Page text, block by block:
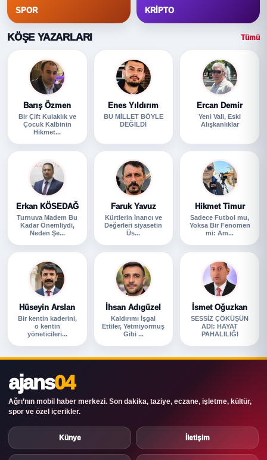
SPOR KRIPTO
KÖŞE YAZARLARI Tümü
Barış Özmen
Bir Çift Kulaklık ve
Çocuk Kalbinin
Hikmet...
Enes Yıldırım
BU MİLLET BÖYLE
DEĞİLDİ
Ercan Demir
Yeni Vali, Eski
Alışkanlıklar
Erkan KÖSEDAĞ
Turnuva Madem Bu
Kadar Önemliydi,
Neden Şe...
Faruk Yavuz
Kürtlerin İnancı ve
Değerleri siyasetin
Üs...
Hikmet Timur
Sadece Futbol mu,
Yoksa Bir Fenomen
mi: Am...
Hüseyin Arslan
Bir kentin kaderini,
o kentin
yöneticileri...
İhsan Adıgüzel
Kaldırımı İşgal
Ettiler, Yetmiyormuş
Gibi ...
İsmet Oğuzkan
SESSİZ ÇÖKÜŞÜN
ADI: HAYAT
PAHALILIĞI
ajans04
Ağrı’nın mobil haber merkezi. Son dakika, taziye, eczane, işletme, kültür,
spor ve özel içerikler.
Künye İletişim